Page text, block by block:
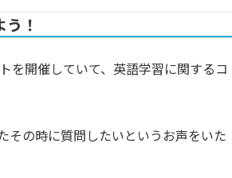
！
を開催していて、英語学習に関するコ
その時に質問したいというお声をいた